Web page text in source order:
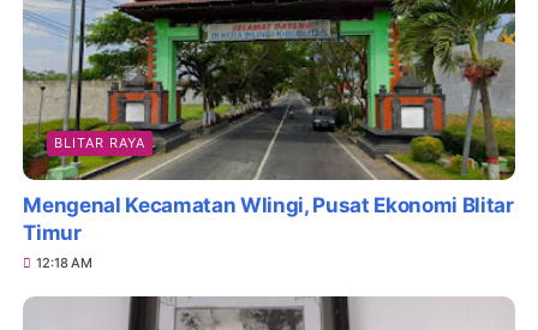
BLITAR RAYA
Mengenal Kecamatan Wlingi, Pusat Ekonomi Blitar
Timur
12:18 AM